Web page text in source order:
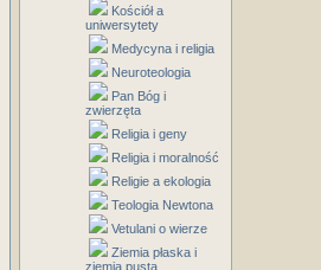
Kościół a
uniwersytety
Medycyna i religia
Neuroteologia
Pan Bóg i
zwierzęta
Religia i geny
Religia i moralność
Religie a ekologia
Teologia Newtona
Vetulani o wierze
Ziemia płaska i
ziemia pusta